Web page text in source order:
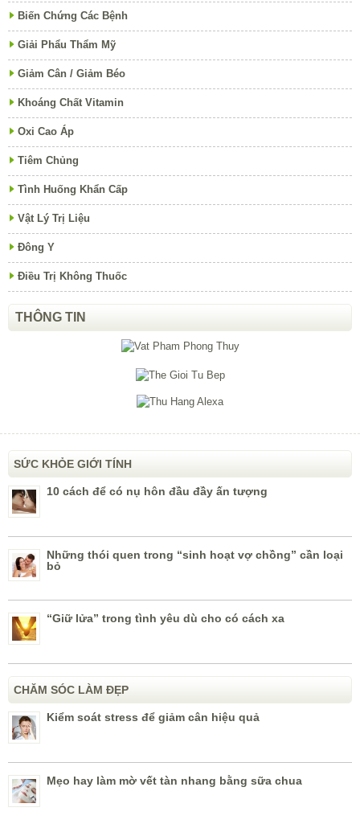
Biến Chứng Các Bệnh
Giải Phẩu Thẩm Mỹ
Giảm Cân / Giảm Béo
Khoáng Chất Vitamin
Oxi Cao Áp
Tiêm Chủng
Tình Huống Khẩn Cấp
Vật Lý Trị Liệu
Đông Y
Điều Trị Không Thuốc
THÔNG TIN
SỨC KHỎE GIỚI TÍNH
10 cách để có nụ hôn đầu đầy ấn tượng
Những thói quen trong “sinh hoạt vợ chồng” cần loại
bỏ
“Giữ lửa” trong tình yêu dù cho có cách xa
CHĂM SÓC LÀM ĐẸP
Kiểm soát stress để giảm cân hiệu quả
Mẹo hay làm mờ vết tàn nhang bằng sữa chua